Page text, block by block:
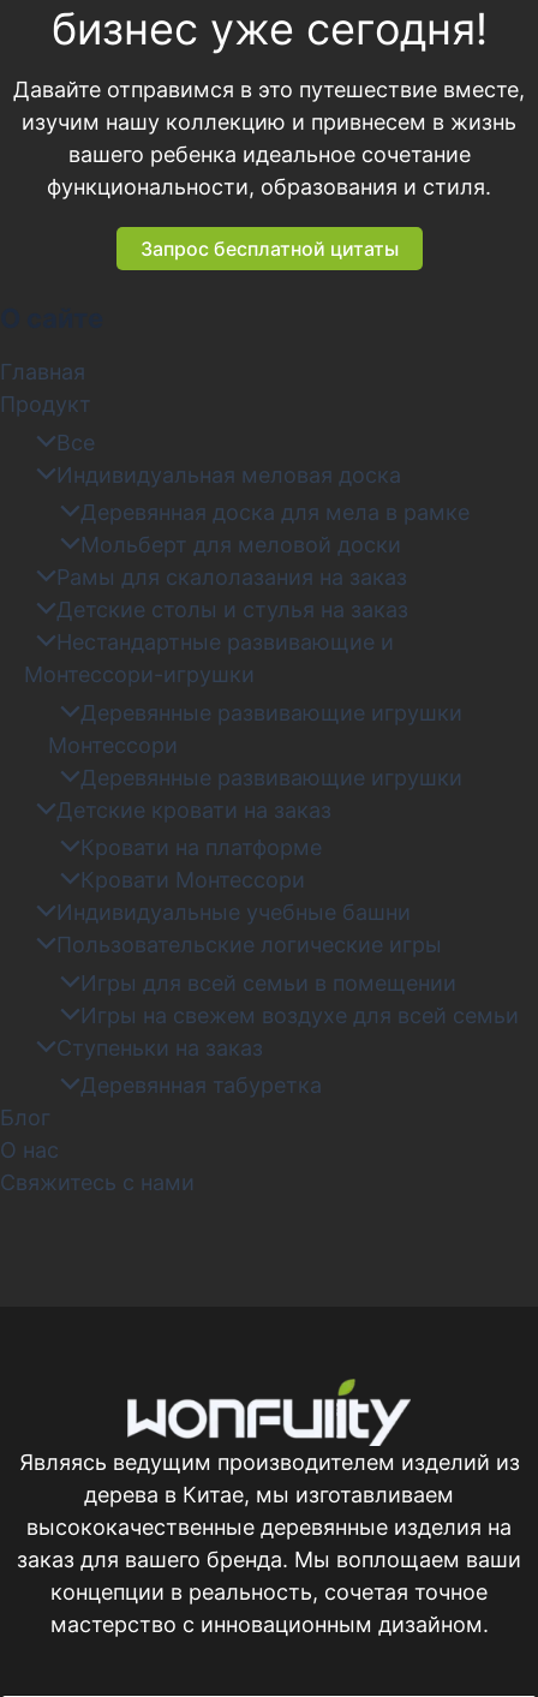
бизнес уже сегодня!
Давайте отправимся в это путешествие вместе,
изучим нашу коллекцию и привнесем в жизнь
вашего ребенка идеальное сочетание
функциональности, образования и стиля.
Запрос бесплатной цитаты
Главная
Продукт
Все
Индивидуальная меловая доска
Деревянная доска для мела в рамке
Мольберт для меловой доски
Рамы для скалолазания на заказ
Детские столы и стулья на заказ
Нестандартные развивающие и
Монтессори-игрушки
Деревянные развивающие игрушки
Монтессори
Деревянные развивающие игрушки
Детские кровати на заказ
Кровати на платформе
Кровати Монтессори
Индивидуальные учебные башни
Пользовательские логические игры
Игры для всей семьи в помещении
Игры на свежем воздухе для всей семьи
Ступеньки на заказ
Деревянная табуретка
Блог
О нас
Свяжитесь с нами
Являясь ведущим производителем изделий из
дерева в Китае, мы изготавливаем
высококачественные деревянные изделия на
заказ для вашего бренда. Мы воплощаем ваши
концепции в реальность, сочетая точное
мастерство с инновационным дизайном.